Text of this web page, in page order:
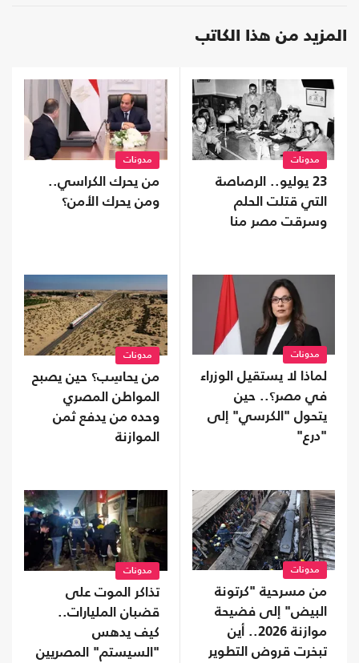
المزيد من هذا الكاتب
مدونات
23 يوليو.. الرصاصة
التي قتلت الحلم
وسرقت مصر منا
مدونات
من يحرك الكراسي..
ومن يحرك الأمن؟
مدونات
لماذا لا يستقيل الوزراء
في مصر؟.. حين
يتحول "الكرسي" إلى
"درع"
مدونات
من يحاسِب؟ حين يصبح
المواطن المصري
وحده من يدفع ثمن
الموازنة
مدونات
من مسرحية "كرتونة
البيض" إلى فضيحة
موازنة 2026.. أين
تبخرت قروض التطوير
مدونات
تذاكر الموت على
قضبان المليارات..
كيف يدهس
"السيستم" المصريين